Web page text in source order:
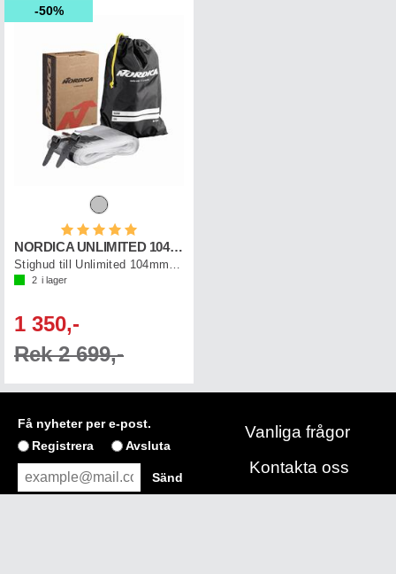
50%
Betyg:
NORDICA UNLIMITED 104 SKIN
2 i lager
1 350,-
Rek 2 699,-
Få nyheter per e-post.
Registrera
Avsluta
Vanliga frågor
Kontakta oss